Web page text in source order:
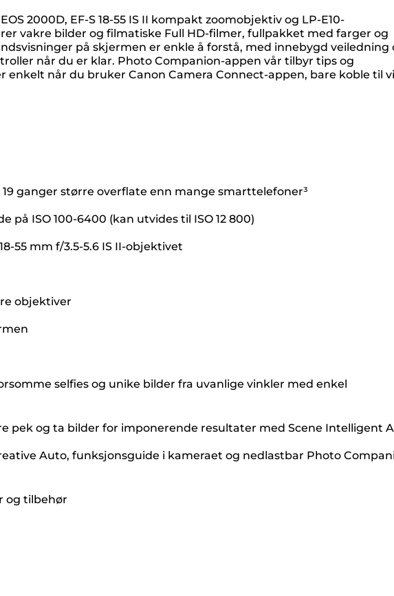
2000D, EF-S 18-55 IS II kompakt zoomobjektiv og LP-E10-
vakre bilder og filmatiske Full HD-filmer, fullpakket med farger og
på skjermen er enkle å forstå, med innebygd veiledning
når du er klar. Photo Companion-appen vår tilbyr tips og
når du bruker Canon Camera Connect-appen, bare koble til
ganger større overflate enn mange smarttelefoner³
ISO 100-6400 (kan utvides til ISO 12 800)
55 mm f/3.5-5.6 IS II-objektivet
objektiver
selfies og unike bilder fra uvanlige vinkler med enkel
pek og ta bilder for imponerende resultater med Scene Intelligent
Auto, funksjonsguide i kameraet og nedlastbar Photo
og tilbehør